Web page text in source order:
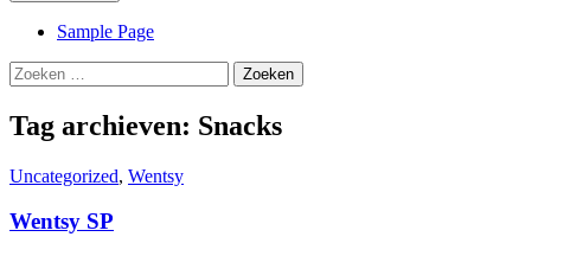
Sample Page
Zoeken
naar:
Tag archieven: Snacks
Uncategorized, Wentsy
Wentsy SP